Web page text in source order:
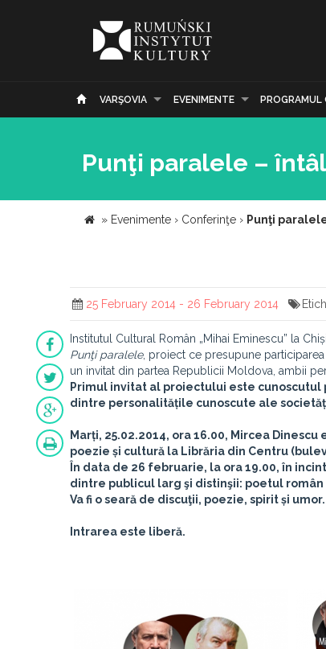
VARŞOVIA EVENIMENTE PROGRAMUL
Punţi paralele –
» Evenimente › Conferinţe › Punţi
25 February 2014 - 26 February 2014
Institutul Cultural Român „Mihai Eminescu” la
Punţi paralele, proiect ce presupune
un invitat din partea Republicii Moldova, ambii
Primul invitat al proiectului este cunoscutul
dintre personalitățile cunoscute ale
Marți, 25.02.2014, ora 16.00, Mircea
poezie și cultură la Librăria din Centru
În data de 26 februarie, la ora 19.00, în
dintre publicul larg şi distinşii: poetul român
Va fi o seară de discuţii, poezie, spirit și umor.
Intrarea este liberă.